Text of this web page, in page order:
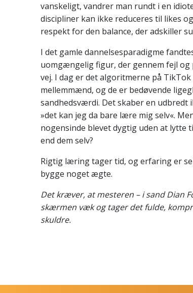
vanskeligt, vandrer man rundt i en
discipliner kan ikke reduceres til likes
respekt for den balance, der adskiller
I det gamle dannelsesparadigme
uomgængelig figur, der gennem fejl
vej. I dag er det algoritmerne på TikTok
mellemmænd, og de er bedøvende
sandhedsværdi. Det skaber en udbredt
»det kan jeg da bare lære mig selv«.
nogensinde blevet dygtig uden at lytte
end dem selv?
Rigtig læring tager tid, og erfaring er
bygge noget ægte.
Det kræver, at mesteren – i sand Dian
skærmen væk og tager det fulde,
skuldre.